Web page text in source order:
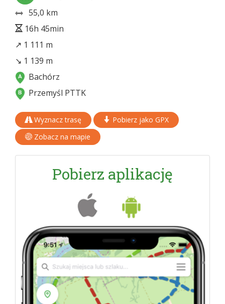
55,0 km
16h 45min
↗ 1 111 m
↘ 1 139 m
Bachórz
Przemyśl PTTK
Wyznacz trasę
Pobierz jako GPX
Zobacz na mapie
Pobierz aplikację